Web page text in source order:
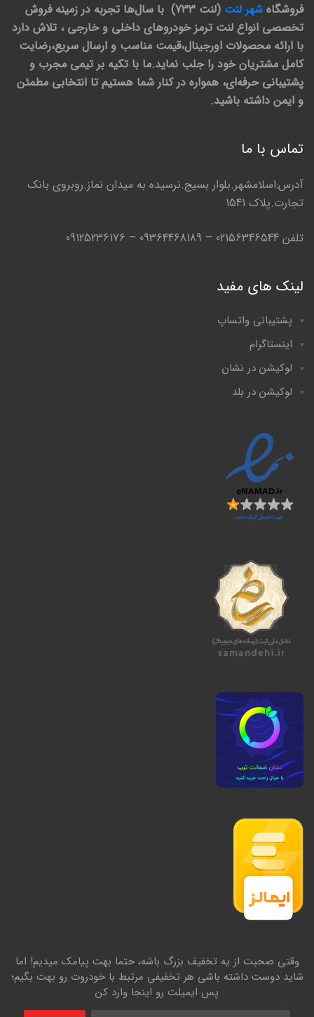
فروشگاه شهر لنت
(لنت 733) با سال‌ها تجربه در زمینه فروش
تخصصی انواع لنت ترمز خودروهای داخلی و خارجی ، تلاش دارد
با ارائه محصولات اورجینال،قیمت مناسب و ارسال سریع،رضایت
کامل مشتریان خود را جلب نماید.ما با تکیه بر تیمی مجرب و
پشتیبانی حرفه‌ای، همواره در کنار شما هستیم تا انتخابی مطمئن
و ایمن داشته باشید.
تماس با ما
آدرس:اسلامشهر.بلوار بسیج.نرسیده به میدان نماز.روبروی بانک
تجارت.پلاک 1541
تلفن 02156346544 – 09364468189 – 09125236176
لینک های مفید
پشتیبانی واتساپ
اینستاگرام
لوکیشن در نشان
لوکیشن در بلد
وقتی صحبت از یه تخفیف بزرگ باشه، حتما بهت پیامک میدیم! اما
شاید دوست داشته باشی هر تخفیفی مرتبط با خودروت رو بهت بگیم؛
پس ایمیلت رو اینجا وارد کن